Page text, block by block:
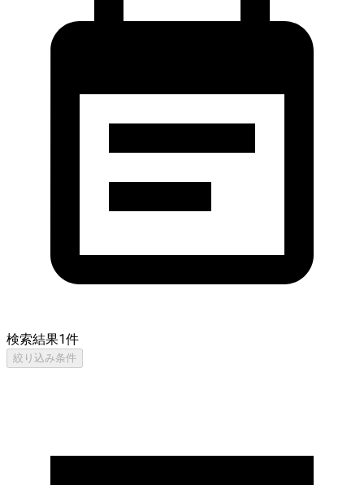
検索結果1件
絞り込み条件